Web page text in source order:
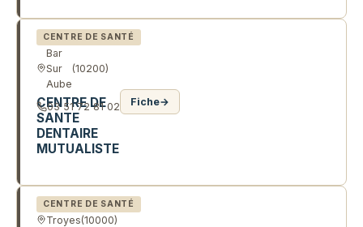
CENTRE DE SANTÉ
Bar
Sur
Aube
(10200)
CENTRE DE
SANTE
DENTAIRE
MUTUALISTE
03 51 72 81 02 Fiche→
CENTRE DE SANTÉ
Troyes(10000)